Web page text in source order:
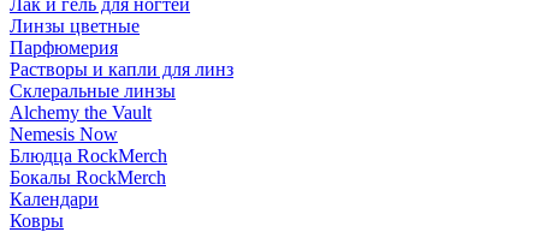
Лак и гель для ногтей
Линзы цветные
Парфюмерия
Растворы и капли для линз
Склеральные линзы
Alchemy the Vault
Nemesis Now
Блюдца RockMerch
Бокалы RockMerch
Календари
Ковры